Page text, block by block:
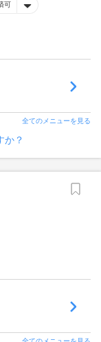
可
全てのメニューを見る
か？